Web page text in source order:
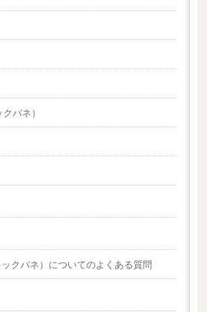
バネ）
クバネ）についてのよくある質問